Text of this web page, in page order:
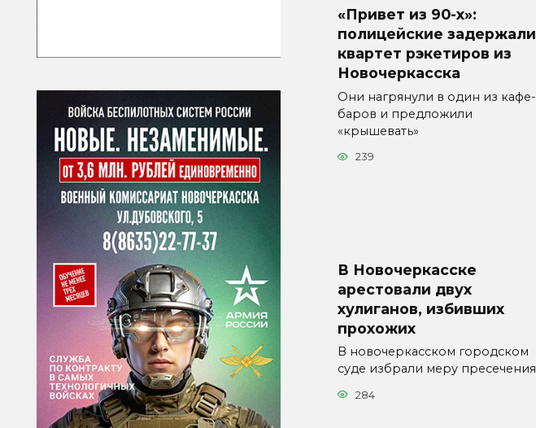
«Привет из 90-х»:
полицейские задержали
квартет рэкетиров из
Новочеркасска
Они нагрянули в один из кафе-
баров и предложили
«крышевать»
239
В Новочеркасске
арестовали двух
хулиганов, избивших
прохожих
В новочеркасском городском
суде избрали меру пресечения
284